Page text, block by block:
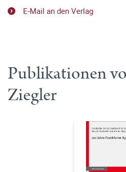
E-Mail an den Verlag
Publikationen
Ziegler